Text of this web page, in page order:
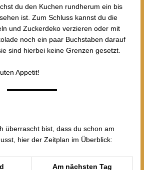
du den Kuchen rundherum ein bis
ist. Zum Schluss kannst du die
und Zuckerdeko verzieren oder mit
noch ein paar Buchstaben darauf
sind hierbei keine Grenzen gesetzt.
Appetit!
überrascht bist, dass du schon am
hier der Zeitplan im Überblick:
Am nächsten Tag